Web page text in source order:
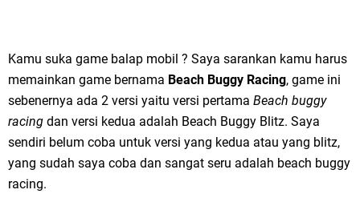
Kamu suka game balap mobil ? Saya sarankan kamu harus
memainkan game bernama Beach Buggy Racing, game ini
sebenernya ada 2 versi yaitu versi pertama Beach buggy
racing dan versi kedua adalah Beach Buggy Blitz. Saya
sendiri belum coba untuk versi yang kedua atau yang blitz,
yang sudah saya coba dan sangat seru adalah beach buggy
racing.